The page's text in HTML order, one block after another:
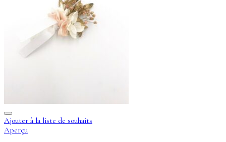
Ajouter à la liste de souhaits
Aperçu